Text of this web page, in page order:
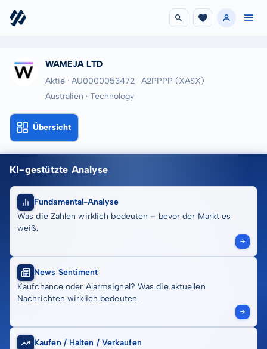
WAMEJA LTD
Aktie · AU0000053472 · A2PPPP (XASX)
Australien · Technology
Übersicht
KI-gestützte Analyse
Fundamental-Analyse
Was die Zahlen wirklich bedeuten – bevor der Markt es
weiß.
News Sentiment
Kaufchance oder Alarmsignal? Was die aktuellen
Nachrichten wirklich bedeuten.
Kaufen / Halten / Verkaufen